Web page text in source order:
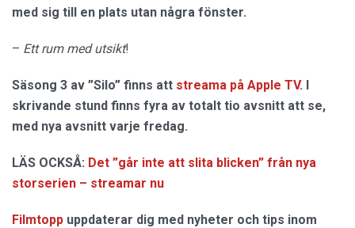
med sig till en plats utan några fönster.
– Ett rum med utsikt!
Säsong 3 av ”Silo” finns att streama på Apple TV. I
skrivande stund finns fyra av totalt tio avsnitt att se,
med nya avsnitt varje fredag.
LÄS OCKSÅ: Det ”går inte att slita blicken” från nya
storserien – streamar nu
Filmtopp uppdaterar dig med nyheter och tips inom